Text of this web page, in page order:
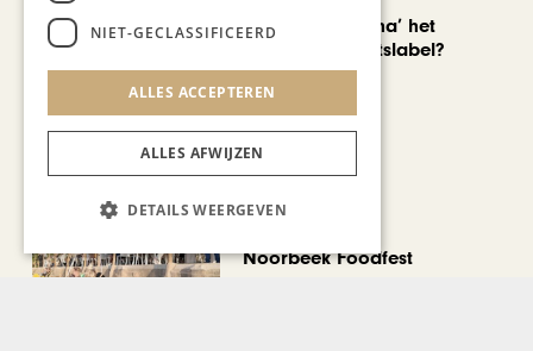
Is ‘Made in China’ het
nieuwe kwaliteitslabel?
Noorbeek Foodfest
NIET-GECLASSIFICEERD
ALLES ACCEPTEREN
ALLES AFWIJZEN
DETAILS WEERGEVEN